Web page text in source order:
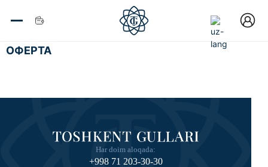
ОФЕРТА
Har doim aloqada:
+998 71 203-30-30